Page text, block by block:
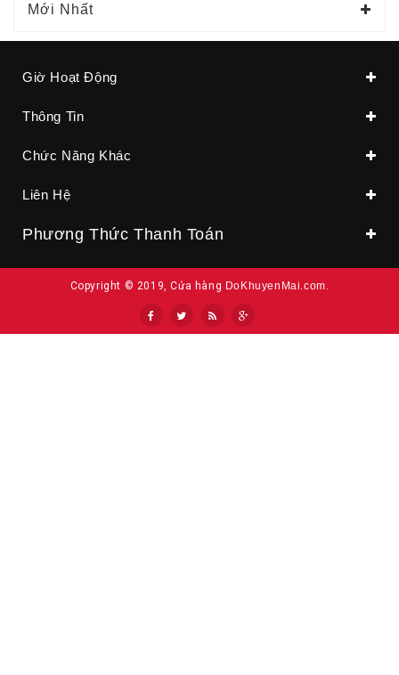
Mới Nhất
Giờ Hoạt Động
Thông Tin
Chức Năng Khác
Liên Hệ
Phương Thức Thanh Toán
Copyright © 2019, Cửa hàng DoKhuyenMai.com